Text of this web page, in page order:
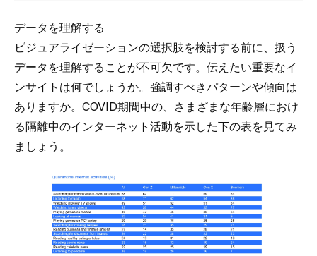
データを理解する
ビジュアライゼーションの選択肢を検討する前に、扱う
データを理解することが不可欠です。伝えたい重要なイ
ンサイトは何でしょうか。強調すべきパターンや傾向は
ありますか。COVID期間中の、さまざまな年齢層におけ
る隔離中のインターネット活動を示した下の表を見てみ
ましょう。